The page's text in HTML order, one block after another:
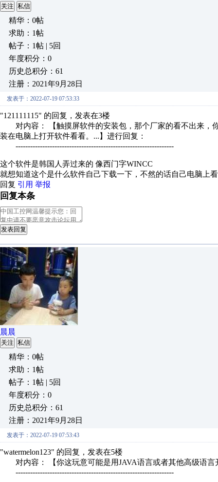
关注 私信
精华：0帖
求助：1帖
帖子：1帖 | 5回
年度积分：0
历史总积分：61
注册：2021年9月28日
发表于：2022-07-19 07:53:33
"121111115" 的回复，发表在3楼
对内容： 【触摸屏软件的安装包，那个厂家的看不出来，
装在电脑上打开软件看看。...】进行回复：
-----------------------------------------------------------------
这个软件是韩国人弄过来的 像西门字WINCC
就想知道这个是什么软件自己下载一下，不然的话自己电脑上
回复 引用 举报
回复本条
发表回复
晨晨
关注 私信
精华：0帖
求助：1帖
帖子：1帖 | 5回
年度积分：0
历史总积分：61
注册：2021年9月28日
发表于：2022-07-19 07:53:43
"watermelon123" 的回复，发表在5楼
对内容： 【你这玩意可能是用JAVA语言或者其他高级语言
-----------------------------------------------------------------